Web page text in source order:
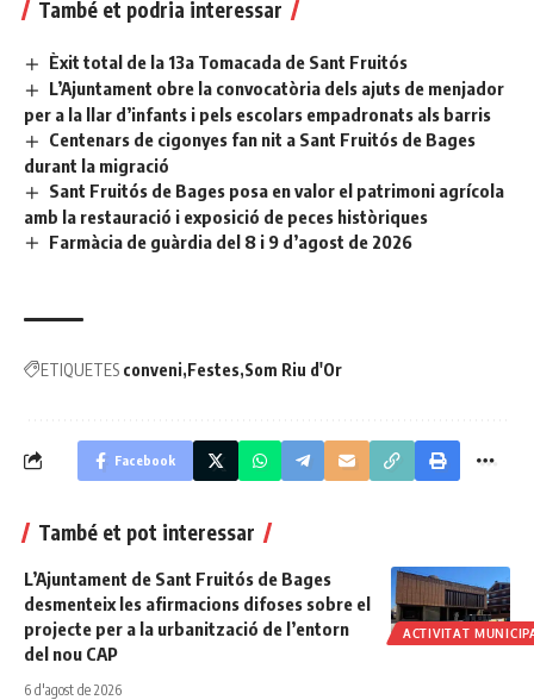
També et podria interessar
Èxit total de la 13a Tomacada de Sant Fruitós
L’Ajuntament obre la convocatòria dels ajuts de menjador
per a la llar d’infants i pels escolars empadronats als barris
Centenars de cigonyes fan nit a Sant Fruitós de Bages
durant la migració
Sant Fruitós de Bages posa en valor el patrimoni agrícola
amb la restauració i exposició de peces històriques
Farmàcia de guàrdia del 8 i 9 d’agost de 2026
ETIQUETES conveni Festes Som Riu d'Or
Facebook
També et pot interessar
ACTIVITAT
L’Ajuntament de Sant Fruitós de Bages
desmenteix les afirmacions difoses sobre el
projecte per a la urbanització de l’entorn
del nou CAP
6 d'agost de 2026